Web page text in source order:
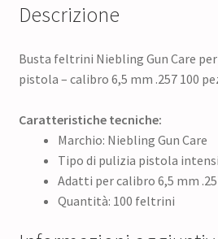
Descrizione
Busta feltrini Niebling Gun Care
pistola – calibro 6,5 mm .257 100
Caratteristiche tecniche:
Marchio: Niebling Gun Care
Tipo di pulizia pistola
Adatti per calibro 6,5 mm
Quantità: 100 feltrini